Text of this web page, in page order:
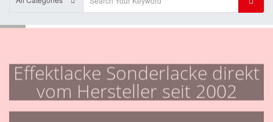
Effektlacke Sonderlacke direkt
vom Hersteller seit 2002